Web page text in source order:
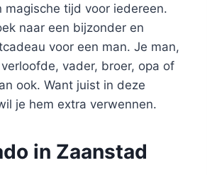
magische tijd voor iedereen.
naar een bijzonder en
voor een man. Je man,
vader, broer, opa of
ook. Want juist in deze
je hem extra verwennen.
in Zaanstad